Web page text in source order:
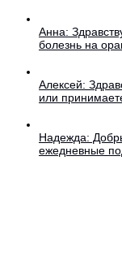
Анна:
болезнь на
Алексей:
или
Надежда:
ежедневные